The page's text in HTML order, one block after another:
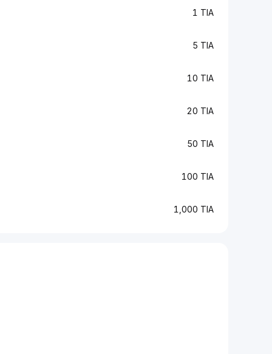
1 TIA
5 TIA
10 TIA
20 TIA
50 TIA
100 TIA
1,000 TIA